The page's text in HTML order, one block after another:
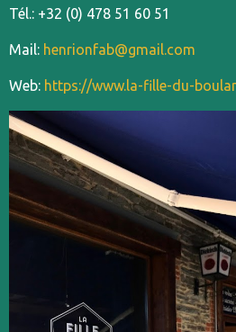
Tél.: +32 (0) 478 51 60 51
Mail: henrionfab@gmail.com
Web: https://www.la-fille-du-